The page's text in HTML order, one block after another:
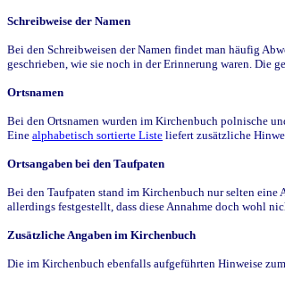
Schreibweise der Namen
Bei den Schreibweisen der Namen findet man häufig
geschrieben, wie sie noch in der Erinnerung waren. Die
Ortsnamen
Bei den Ortsnamen wurden im Kirchenbuch polnische
Eine alphabetisch sortierte Liste liefert zusätzliche
Ortsangaben bei den Taufpaten
Bei den Taufpaten stand im Kirchenbuch nur selten eine
allerdings festgestellt, dass diese Annahme doch wohl
Zusätzliche Angaben im Kirchenbuch
Die im Kirchenbuch ebenfalls aufgeführten Hinweise